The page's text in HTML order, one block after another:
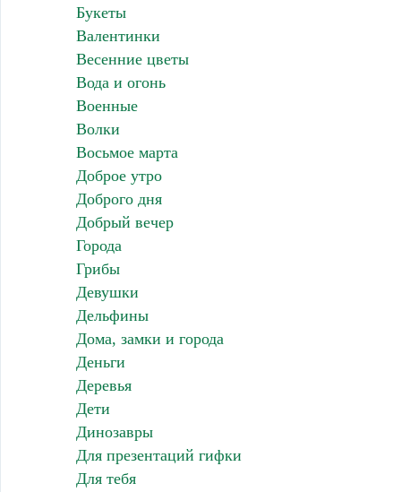
Букеты
Валентинки
Весенние цветы
Вода и огонь
Военные
Волки
Восьмое марта
Доброе утро
Доброго дня
Добрый вечер
Города
Грибы
Девушки
Дельфины
Дома, замки и города
Деньги
Деревья
Дети
Динозавры
Для презентаций гифки
Для тебя